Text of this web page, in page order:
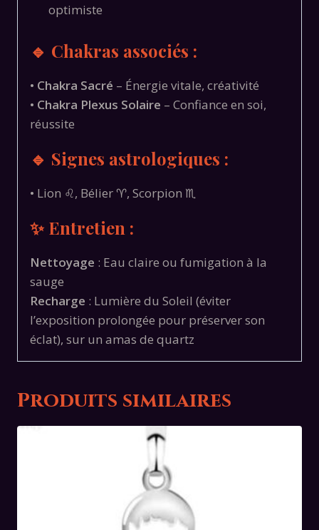
optimiste
🔹 Chakras associés :
• Chakra Sacré – Énergie vitale, créativité
• Chakra Plexus Solaire – Confiance en soi,
réussite
🔹 Signes astrologiques :
• Lion ♌, Bélier ♈, Scorpion ♏
✨ Entretien :
Nettoyage : Eau claire ou fumigation à la
sauge
Recharge : Lumière du Soleil (éviter
l’exposition prolongée pour préserver son
éclat), sur un amas de quartz
Produits similaires